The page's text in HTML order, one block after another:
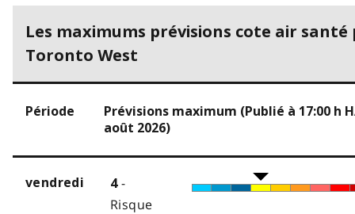
Les maximums prévisions cote air santé
Toronto West
Période
Prévisions maximum (Publié à 17:00 h
août 2026)
vendredi 4-
Risque